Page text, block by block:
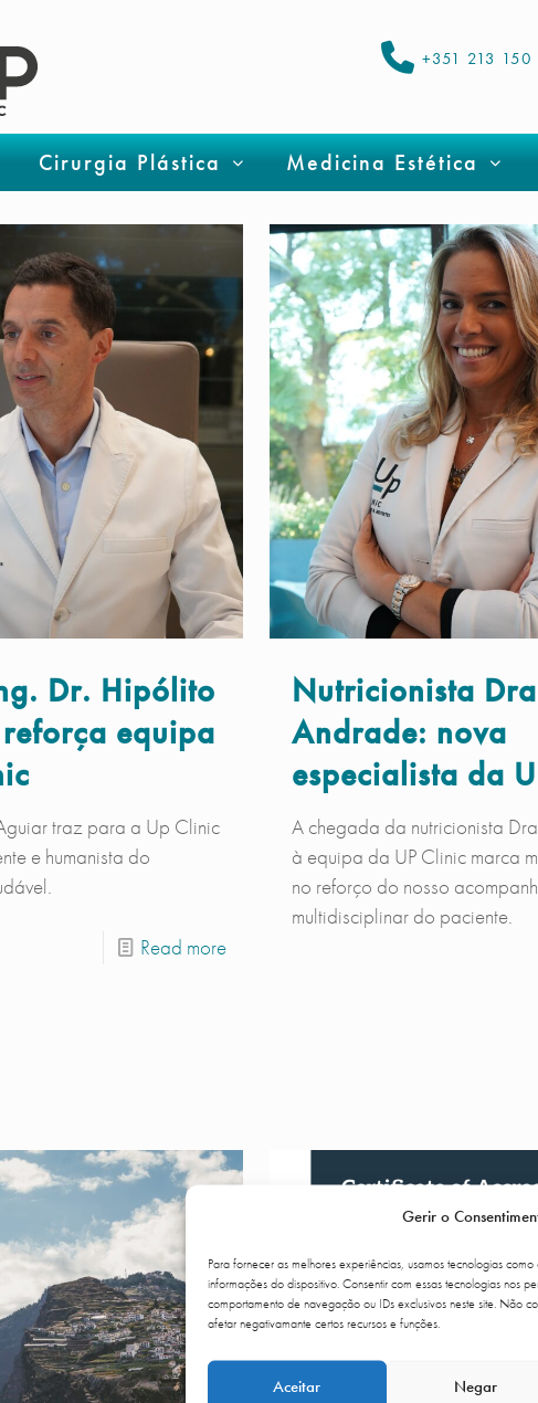
Gerir o
Para fornecer as melhores experiências, usamos tecnologias
informações do dispositivo. Consentir com essas tecnologias nos
comportamento de navegação ou IDs exclusivos neste site. Não
afetar negativamante certos recursos e funções.
Aceitar Negar
+351 213 150
Cirurgia Plástica Medicina Estética
Dr. Hipólito
equipa
traz para a Up Clinic
e humanista do
Read more
Nutricionista
Andrade: nova
especialista da
A chegada da nutricionista
à equipa da UP Clinic marca
no reforço do nosso
multidisciplinar do paciente.